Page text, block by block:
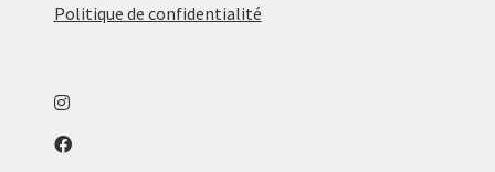
Politique de confidentialité